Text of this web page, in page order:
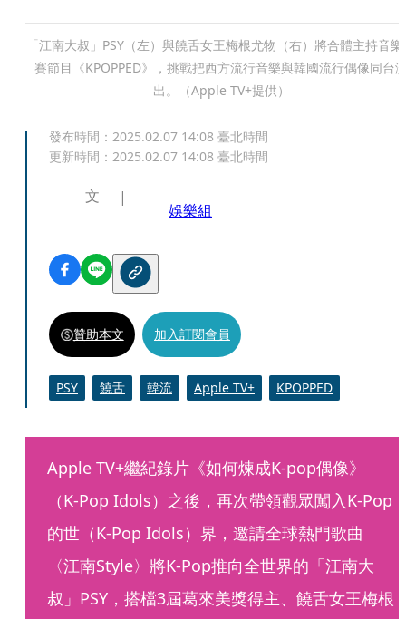
「江南大叔」PSY（左）與饒舌女王梅根尤物（右）將合體主持音
賽節目《KPOPPED》，挑戰把西方流行音樂與韓國流行偶像同台
出。（Apple TV+提供）
發布時間： 2025.02.07 14:08 臺北時間
更新時間： 2025.02.07 14:08 臺北時間
文
娛樂組
贊助本文 加入訂閱會員
PSY 饒舌 韓流 Apple TV+ KPOPPED
Apple TV+繼紀錄片《如何煉成K-pop偶像》
（K-Pop Idols）之後，再次帶領觀眾闖入K-Pop
的世（K-Pop Idols）界，邀請全球熱門歌曲
〈江南Style〉將K-Pop推向全世界的「江南大
叔」PSY，搭檔3屆葛來美獎得主、饒舌女王梅根